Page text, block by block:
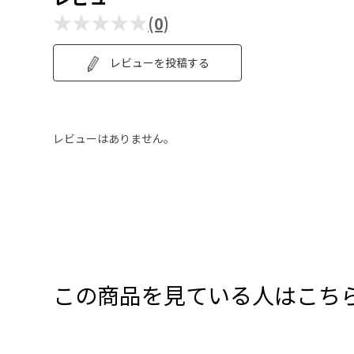
★★★★★(0)
レビューを投稿する
レビューはありません。
この商品を見ている人はこち